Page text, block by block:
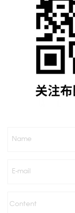
Name
E-mail
Content